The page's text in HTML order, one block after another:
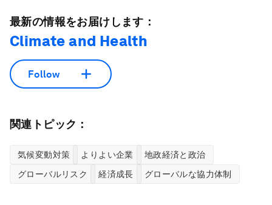
最新の情報をお届けします：
Climate and Health
Follow
関連トピック：
気候変動対策 よりよい企業
地政経済と政治
グローバルリスク
経済成長 グローバルな協力体制